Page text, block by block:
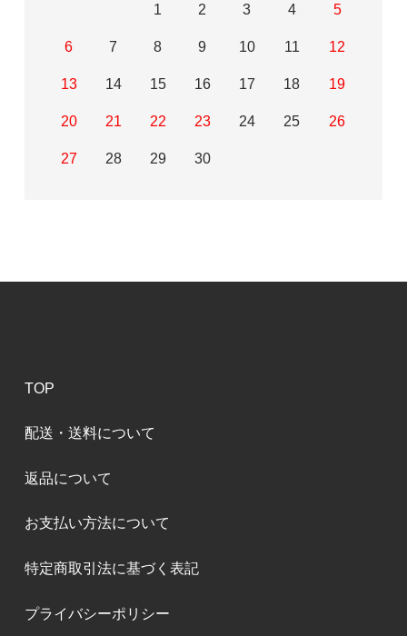
1 2 3 4 5
6 7 8 9 10 11 12
13 14 15 16 17 18 19
20 21 22 23 24 25 26
27 28 29 30
TOP
配送・送料について
返品について
お支払い方法について
特定商取引法に基づく表記
プライバシーポリシー